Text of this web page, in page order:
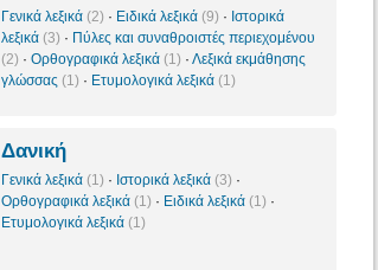
Γενικά λεξικά (2) · Ειδικά λεξικά (9) · Ιστορικά
λεξικά (3) · Πύλες και συναθροιστές περιεχομένου
(2) · Ορθογραφικά λεξικά (1) · Λεξικά εκμάθησης
γλώσσας (1) · Ετυμολογικά λεξικά (1)
Δανική
Γενικά λεξικά (1) · Ιστορικά λεξικά (3) ·
Ορθογραφικά λεξικά (1) · Ειδικά λεξικά (1) ·
Ετυμολογικά λεξικά (1)